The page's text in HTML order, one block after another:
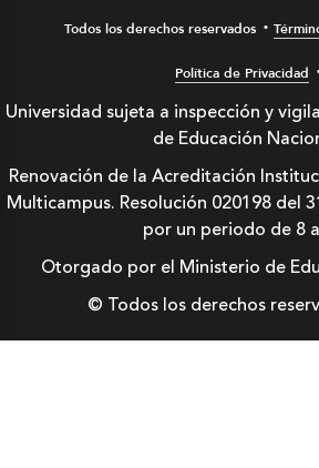
Todos los derechos reservados
Política de Privacidad
Universidad sujeta a inspección y
de Educación
Renovación de la Acreditación
Multicampus. Resolución 020198 del
por un periodo de 8
Otorgado por el Ministerio de
© Todos los derechos